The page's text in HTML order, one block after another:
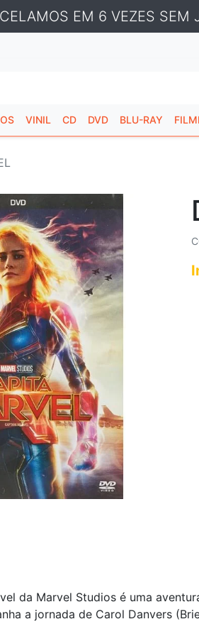
EM 6 VEZES SEM
VINIL CD DVD BLU-RAY
da Marvel Studios é uma
a jornada de Carol Danvers